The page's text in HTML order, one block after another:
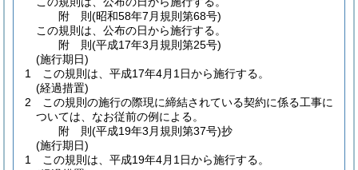
附 則(昭和58年7月規則第68号)
この規則は、公布の日から施行する。
附 則(平成17年3月規則第25号)
(施行期日)
1
この規則は、平成17年4月1日から施行する。
(経過措置)
2
この規則の施行の際現に締結されている契約に係る工事に
ついては、なお従前の例による。
附 則(平成19年3月規則第37号)抄
(施行期日)
1
この規則は、平成19年4月1日から施行する。